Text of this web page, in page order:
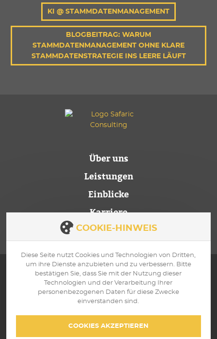
KI @ STAMMDATENMANAGEMENT
BLOGBEITRAG: WARUM
STAMMDATENMANAGEMENT OHNE KLARE
STAMMDATENSTRATEGIE INS LEERE LÄUFT
Über uns
Leistungen
Einblicke
Karriere
Kontakt
SCHREIBEN SIE
info@safaric-
consulting.com
WIR SIND
ERREICHBAR
Zum
Kontaktformular
COOKIE-HINWEIS
Diese Seite nutzt Cookies und Technologien von Dritten,
um ihre Dienste anzubieten und zu verbessern. Bitte
bestätigen Sie, dass Sie mit der Nutzung dieser
Technologien und der Verarbeitung Ihrer
personenbezogenen Daten für diese Zwecke
einverstanden sind.
COOKIES AKZEPTIEREN